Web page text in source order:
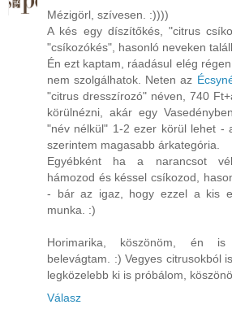
Mézigörl, szívesen. :))))
A kés egy díszítőkés, "citrus
"csíkozókés", hasonló neveken
Én ezt kaptam, ráadásul elég
nem szolgálhatok. Neten az
"citrus dresszírozó" néven, 740
körülnézni, akár egy
"név nélkül" 1-2 ezer körül lehet -
szerintem magasabb árkategória.
Egyébként ha a narancsot
hámozod és késsel csíkozod,
- bár az igaz, hogy ezzel a kis
munka. :)
Horimarika, köszönöm, én
belevágtam. :) Vegyes citrusokból
legközelebb ki is próbálom,
Válasz